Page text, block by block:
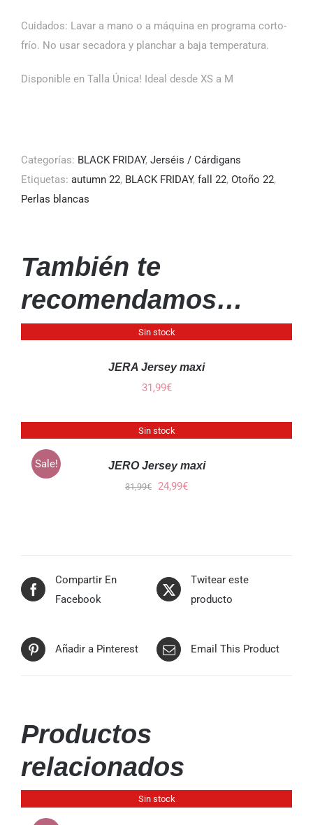
Cuidados: Lavar a mano o a máquina en programa corto-
frío. No usar secadora y planchar a baja temperatura.
Disponible en Talla Única! Ideal desde XS a M
Categorías: BLACK FRIDAY, Jerséis / Cárdigans
Etiquetas: autumn 22, BLACK FRIDAY, fall 22, Otoño 22,
Perlas blancas
También te
recomendamos…
Sin stock
JERA Jersey maxi
31,99€
Sin stock
Sale! JERO Jersey maxi
31,99€ El
24,99€El
Compartir En
Facebook
Twitear este
producto
Añadir a Pinterest Email This Product
Productos
relacionados
Sin stock